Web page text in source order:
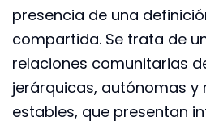
presencia de una
compartida. Se trata de
relaciones comunitarias
jerárquicas, autónomas y
estables, que presentan